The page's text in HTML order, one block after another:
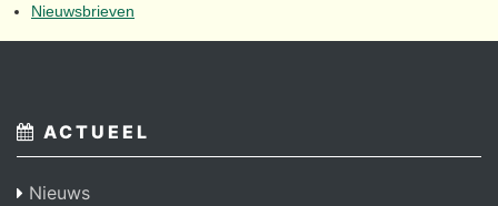
Nieuwsbrieven
ACTUEEL
Nieuws